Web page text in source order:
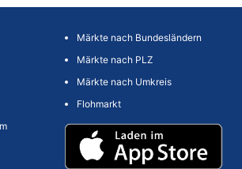
Märkte nach Bundesländern
Märkte nach PLZ
Märkte nach Umkreis
Flohmarkt